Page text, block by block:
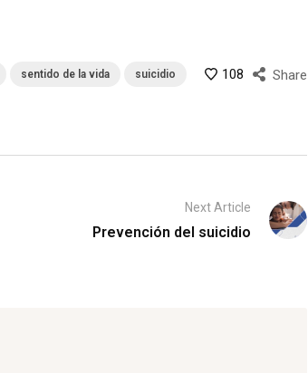
sentido de la vida suicidio Share
108
Next Article
Prevención del suicidio